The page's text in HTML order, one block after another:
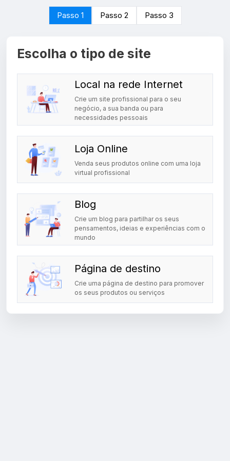
Passo 1 Passo 2 Passo 3
Escolha o tipo de site
Local na rede Internet
Crie um site profissional para o seu
negócio, a sua banda ou para
necessidades pessoais
Loja Online
Venda seus produtos online com uma loja
virtual profissional
Blog
Crie um blog para partilhar os seus
pensamentos, ideias e experiências com o
mundo
Página de destino
Crie uma página de destino para promover
os seus produtos ou serviços